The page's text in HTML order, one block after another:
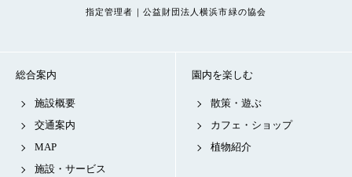
指定管理者｜公益財団法人横浜市緑の協会
総合案内
施設概要
交通案内
MAP
施設・サービス
園内を楽しむ
散策・遊ぶ
カフェ・ショップ
植物紹介